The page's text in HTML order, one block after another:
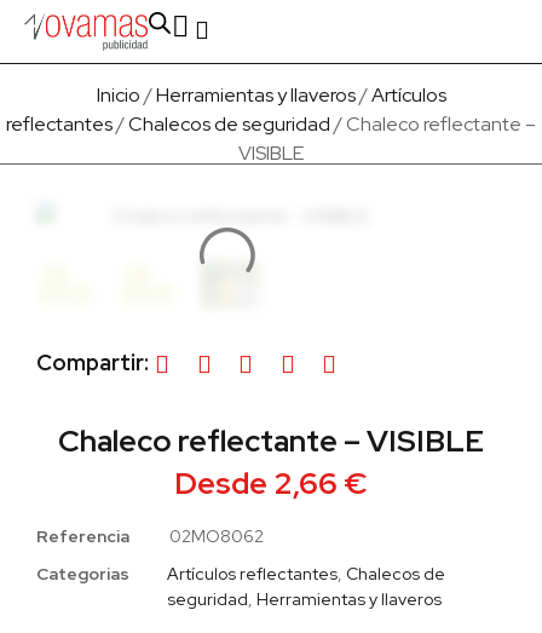
Inicio/Herramientas y llaveros/Artículos
reflectantes/Chalecos de seguridad/ Chaleco reflectante –
VISIBLE
Chaleco reflectante – VISIBLE
Desde 2,66 €
Referencia
02MO8062
Categorias
Artículos reflectantes, Chalecos de
seguridad, Herramientas y llaveros
Compartir: